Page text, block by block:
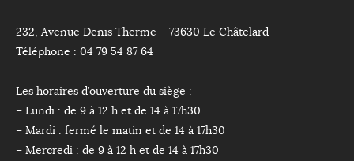
232, Avenue Denis Therme – 73630 Le Châtelard
Téléphone : 04 79 54 87 64
Les horaires d’ouverture du siège :
– Lundi : de 9 à 12 h et de 14 à 17h30
– Mardi : fermé le matin et de 14 à 17h30
– Mercredi : de 9 à 12 h et de 14 à 17h30